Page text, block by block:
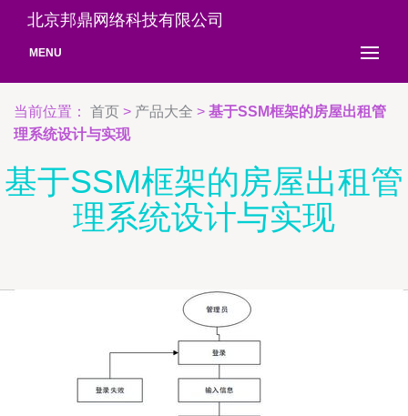
北京邦鼎网络科技有限公司
MENU
当前位置： 首页 > 产品大全 > 基于SSM框架的房屋出租管
理系统设计与实现
基于SSM框架的房屋出租管
理系统设计与实现